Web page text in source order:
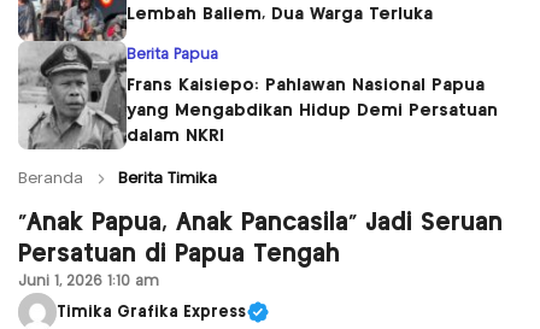
Lembah Baliem, Dua Warga Terluka
Berita Papua
Frans Kaisiepo: Pahlawan Nasional Papua
yang Mengabdikan Hidup Demi Persatuan
dalam NKRI
Beranda Berita Timika
“Anak Papua, Anak Pancasila” Jadi Seruan
Persatuan di Papua Tengah
Juni 1, 2026 1:10 am
Timika Grafika Express